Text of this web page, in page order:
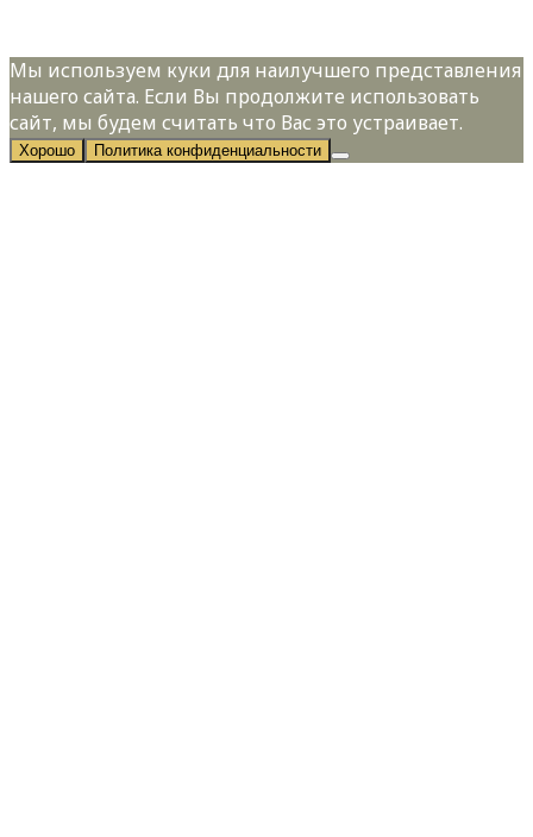
Мы используем куки для наилучшего представления
нашего сайта. Если Вы продолжите использовать
сайт, мы будем считать что Вас это устраивает.
Хорошо Политика конфиденциальности